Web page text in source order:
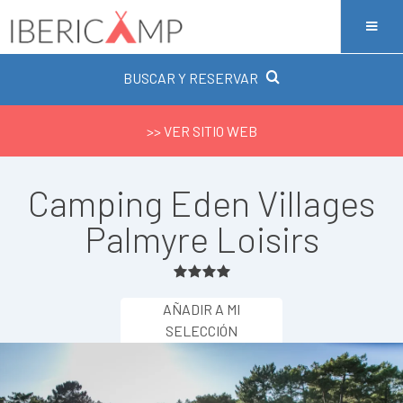
BUSCAR Y RESERVAR
>> VER SITIO WEB
Camping Eden Villages
Palmyre Loisirs
AÑADIR A MI
SELECCIÓN